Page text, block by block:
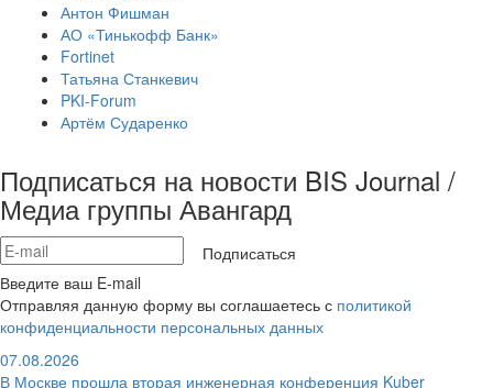
Антон Фишман
АО «Тинькофф Банк»
Fortinet
Татьяна Станкевич
PKI-Forum
Артём Сударенко
Подписаться на новости BIS Journal /
Медиа группы Авангард
Подписаться
Введите ваш E-mail
Отправляя данную форму вы соглашаетесь с политикой
конфиденциальности персональных данных
07.08.2026
В Москве прошла вторая инженерная конференция Kuber